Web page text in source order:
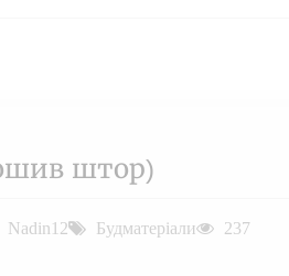
штор)
Nadin12 Будматеріали 237